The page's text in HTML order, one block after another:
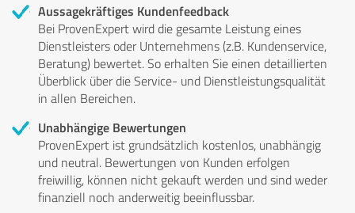
Aussagekräftiges Kundenfeedback
Bei ProvenExpert wird die gesamte Leistung eines
Dienstleisters oder Unternehmens (z.B. Kundenservice,
Beratung) bewertet. So erhalten Sie einen detaillierten
Überblick über die Service- und Dienstleistungsqualität
in allen Bereichen.
Unabhängige Bewertungen
ProvenExpert ist grundsätzlich kostenlos, unabhängig
und neutral. Bewertungen von Kunden erfolgen
freiwillig, können nicht gekauft werden und sind weder
finanziell noch anderweitig beeinflussbar.